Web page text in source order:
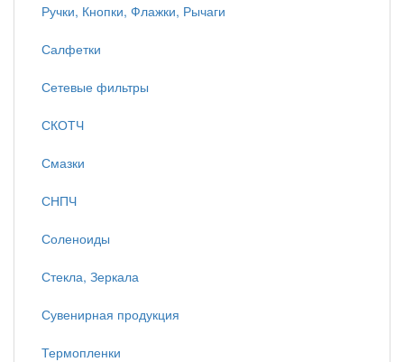
Ручки, Кнопки, Флажки, Рычаги
Салфетки
Сетевые фильтры
СКОТЧ
Смазки
СНПЧ
Соленоиды
Стекла, Зеркала
Сувенирная продукция
Термопленки